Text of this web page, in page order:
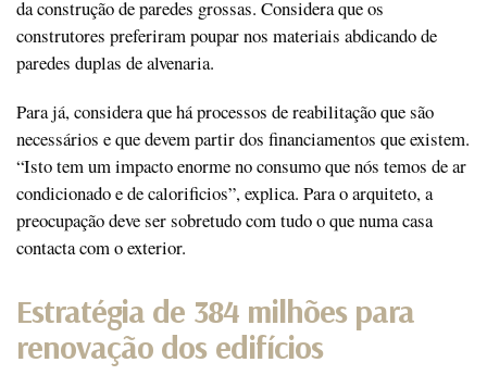
da construção de paredes grossas. Considera que os
construtores preferiram poupar nos materiais abdicando de
paredes duplas de alvenaria.
Para já, considera que há processos de reabilitação que são
necessários e que devem partir dos financiamentos que existem.
“Isto tem um impacto enorme no consumo que nós temos de ar
condicionado e de calorificios”, explica. Para o arquiteto, a
preocupação deve ser sobretudo com tudo o que numa casa
contacta com o exterior.
Estratégia de 384 milhões para
renovação dos edifícios